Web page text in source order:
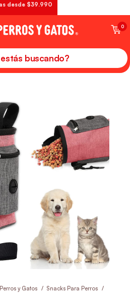
0
y Gatos
Snacks Para Perros
desde $39.990